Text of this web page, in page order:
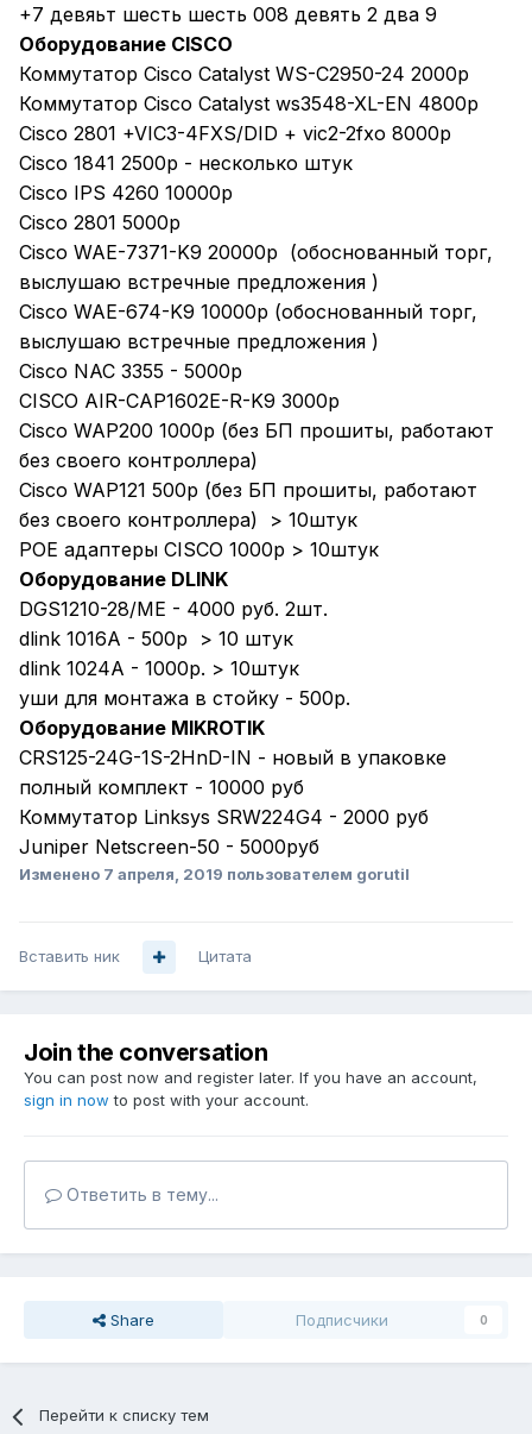
+7 девяьт шесть шесть 008 девять 2 два 9
Оборудование CISCO
Коммутатор Cisco Catalyst WS-C2950-24 2000р
Коммутатор Cisco Catalyst ws3548-XL-EN 4800р
Cisco 2801 +VIC3-4FXS/DID + vic2-2fxo 8000р
Cisco 1841 2500р - несколько штук
Cisco IPS 4260 10000р
Cisco 2801 5000р
Cisco WAE-7371-K9 20000р (обоснованный торг,
выслушаю встречные предложения )
Cisco WAE-674-K9 10000р (обоснованный торг,
выслушаю встречные предложения )
Cisco NAC 3355 - 5000р
CISCO AIR-CAP1602E-R-K9 3000р
Cisco WAP200 1000р (без БП прошиты, работают
без своего контроллера)
Cisco WAP121 500р (без БП прошиты, работают
без своего контроллера) > 10штук
POE адаптеры CISCO 1000р > 10штук
Оборудование DLINK
DGS1210-28/ME - 4000 руб. 2шт.
dlink 1016A - 500р > 10 штук
dlink 1024A - 1000р. > 10штук
уши для монтажа в стойку - 500р.
Оборудование MIKROTIK
CRS125-24G-1S-2HnD-IN - новый в упаковке
полный комплект - 10000 руб
Коммутатор Linksys SRW224G4 - 2000 руб
Juniper Netscreen-50 - 5000руб
Изменено 7 апреля, 2019 пользователем gorutil
Вставить ник Цитата
Join the conversation
You can post now and register later. If you have an account,
sign in now to post with your account.
Ответить в тему...
Share Подписчики 0
Перейти к списку тем